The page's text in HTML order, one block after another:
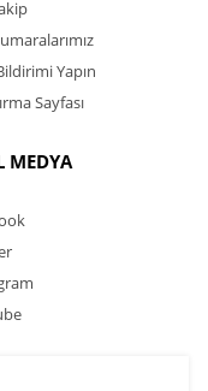
Yapın
Sayfası
MEDYA